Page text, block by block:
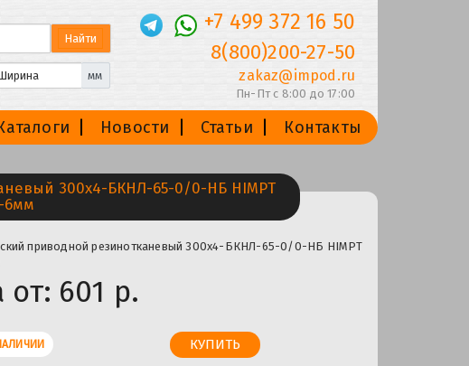
мм
+7 499 372 16 50
8(800)200-27-50
zakaz@impod.ru
Пн-Пт с 8:00 до 17:00
Новости Статьи Контакты
300х4-БКНЛ-65-0/0-НБ HIMPT
6мм
приводной резинотканевый 300х4-БКНЛ-65-0/0-НБ HIMPT
от: 601 р.